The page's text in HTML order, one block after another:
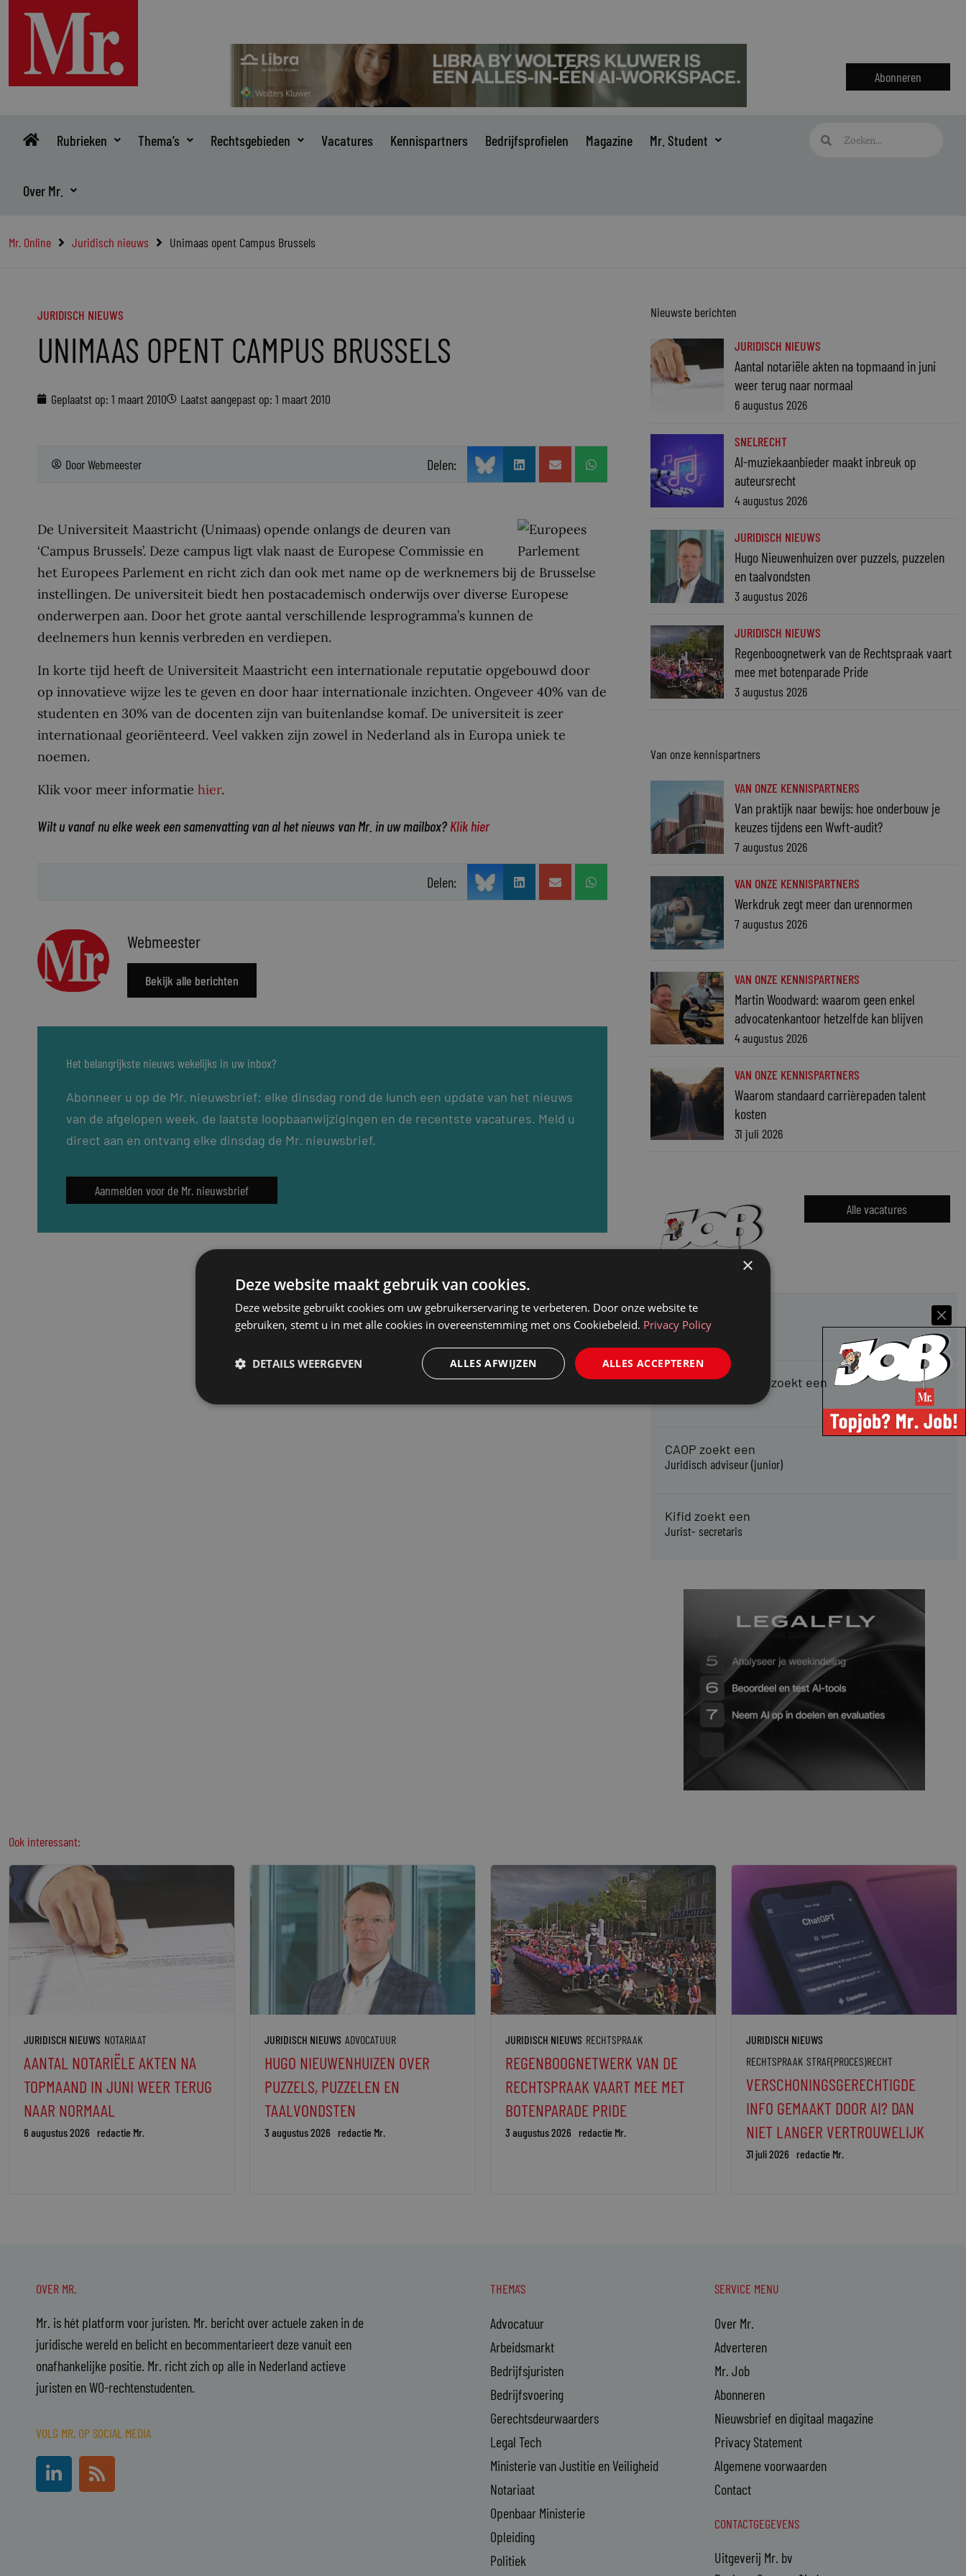
inhoud
Abonneren
Rubrieken Thema’s Rechtsgebieden Vacatures Kennispartners Bedrijfsprofielen Magazine Mr. Student
Over Mr.
Zoeken
Mr. Online Juridisch nieuws Unimaas opent Campus Brussels
JURIDISCH NIEUWS
UNIMAAS OPENT CAMPUS BRUSSELS
Geplaatst op: 1 maart 2010 Laatst aangepast op: 1 maart 2010
DoorWebmeester Delen:
De Universiteit Maastricht (Unimaas) opende onlangs de deuren van
‘Campus Brussels’. Deze campus ligt vlak naast de Europese Commissie en
het Europees Parlement en richt zich dan ook met name op de werknemers bij de Brusselse
instellingen. De universiteit biedt hen postacademisch onderwijs over diverse Europese
onderwerpen aan. Door het grote aantal verschillende lesprogramma’s kunnen de
deelnemers hun kennis verbreden en verdiepen.
In korte tijd heeft de Universiteit Maastricht een internationale reputatie opgebouwd door
op innovatieve wijze les te geven en door haar internationale inzichten. Ongeveer 40% van de
studenten en 30% van de docenten zijn van buitenlandse komaf. De universiteit is zeer
internationaal georiënteerd. Veel vakken zijn zowel in Nederland als in Europa uniek te
noemen.
Klik voor meer informatie hier.
Wilt u vanaf nu elke week een samenvatting van al het nieuws van Mr. in uw mailbox? Klik hier
Delen:
Webmeester
Bekijk alle berichten
Het belangrijkste nieuws wekelijks in uw inbox?
Abonneer u op de Mr. nieuwsbrief: elke dinsdag rond de lunch een update van het nieuws
van de afgelopen week, de laatste loopbaanwijzigingen en de recentste vacatures. Meld u
direct aan en ontvang elke dinsdag de Mr. nieuwsbrief.
Aanmelden voor de Mr. nieuwsbrief
Nieuwste berichten
JURIDISCH NIEUWS
Aantal notariële akten na topmaand in juni
weer terug naar normaal
6 augustus 2026
SNELRECHT
AI-muziekaanbieder maakt inbreuk op
auteursrecht
4 augustus 2026
JURIDISCH NIEUWS
Hugo Nieuwenhuizen over puzzels, puzzelen
en taalvondsten
3 augustus 2026
JURIDISCH NIEUWS
Regenboognetwerk van de Rechtspraak vaart
mee met botenparade Pride
3 augustus 2026
Van onze kennispartners
VAN ONZE KENNISPARTNERS
Van praktijk naar bewijs: hoe onderbouw je
keuzes tijdens een Wwft-audit?
7 augustus 2026
VAN ONZE KENNISPARTNERS
Werkdruk zegt meer dan urennormen
7 augustus 2026
VAN ONZE KENNISPARTNERS
Martin Woodward: waarom geen enkel
advocatenkantoor hetzelfde kan blijven
4 augustus 2026
VAN ONZE KENNISPARTNERS
Waarom standaard carrièrepaden talent
kosten
31 juli 2026
Alle vacatures
HMP zoekt een
Jurist Arbeidsrecht
Gemeente Meppel zoekt een
CAOP zoekt een
Juridisch adviseur (junior)
Kifid zoekt een
Jurist- secretaris
Ook interessant:
JURIDISCH NIEUWS NOTARIAAT
AANTAL NOTARIËLE AKTEN NA
TOPMAAND IN JUNI WEER TERUG
NAAR NORMAAL
6 augustus 2026 redactie Mr.
JURIDISCH NIEUWS ADVOCATUUR
HUGO NIEUWENHUIZEN OVER
PUZZELS, PUZZELEN EN
TAALVONDSTEN
3 augustus 2026 redactie Mr.
JURIDISCH NIEUWS RECHTSPRAAK
REGENBOOGNETWERK VAN DE
RECHTSPRAAK VAART MEE MET
BOTENPARADE PRIDE
3 augustus 2026 redactie Mr.
JURIDISCH NIEUWS
RECHTSPRAAK STRAF(PROCES)RECHT
VERSCHONINGSGERECHTIGDE
INFO GEMAAKT DOOR AI? DAN
NIET LANGER VERTROUWELIJK
31 juli 2026 redactie Mr.
OVER MR.
Mr. is hét platform voor juristen. Mr. bericht over actuele zaken in de
juridische wereld en belicht en becommentarieert deze vanuit een
onafhankelijke positie. Mr. richt zich op alle in Nederland actieve
juristen en WO-rechtenstudenten.
VOLG MR. OP SOCIAL MEDIA
L
i
n
R
s
s
THEMA'S
Advocatuur
Arbeidsmarkt
Bedrijfsjuristen
Bedrijfsvoering
Gerechtsdeurwaarders
Legal Tech
Ministerie van Justitie en Veiligheid
Notariaat
Openbaar Ministerie
Opleiding
Politiek
SERVICE MENU
Over Mr.
Adverteren
Mr. Job
Abonneren
Nieuwsbrief en digitaal magazine
Privacy Statement
Algemene voorwaarden
Contact
CONTACTGEGEVENS
Uitgeverij Mr. bv
×
Deze website maakt gebruik van cookies.
Deze website gebruikt cookies om uw gebruikerservaring te verbeteren. Door onze website te
gebruiken, stemt u in met alle cookies in overeenstemming met ons Cookiebeleid. Privacy Policy
ALLES ACCEPTEREN
ALLES AFWIJZEN
DETAILS WEERGEVEN